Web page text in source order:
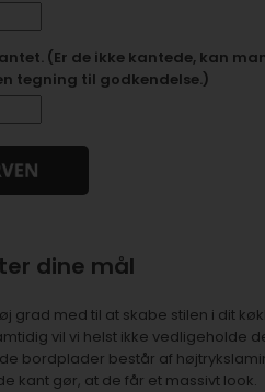
(Er de ikke kantede, kan
tegning til godkendelse.)
dine mål
grad med til at skabe stilen i dit
vil vi helst ikke vedligeholde
bordplader består af
kant gør, at de får et massivt look.